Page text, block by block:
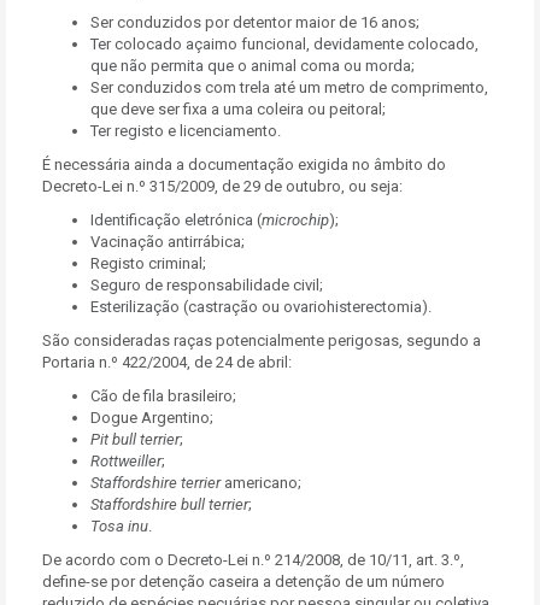
Ser conduzidos por detentor maior de 16 anos;
Ter colocado açaimo funcional, devidamente colocado,
que não permita que o animal coma ou morda;
Ser conduzidos com trela até um metro de comprimento,
que deve ser fixa a uma coleira ou peitoral;
Ter registo e licenciamento.
É necessária ainda a documentação exigida no âmbito do
Decreto-Lei n.º 315/2009, de 29 de outubro, ou seja:
Identificação eletrónica (microchip);
Vacinação antirrábica;
Registo criminal;
Seguro de responsabilidade civil;
Esterilização (castração ou ovariohisterectomia).
São consideradas raças potencialmente perigosas, segundo a
Portaria n.º 422/2004, de 24 de abril:
Cão de fila brasileiro;
Dogue Argentino;
Pit bull terrier;
Rottweiller;
Staffordshire terrieramericano;
Staffordshire bull terrier;
Tosa inu.
De acordo com o Decreto-Lei n.º 214/2008, de 10/11, art. 3.º,
define-se por detenção caseira a detenção de um número